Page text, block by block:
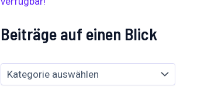
Beiträge auf einen Blick